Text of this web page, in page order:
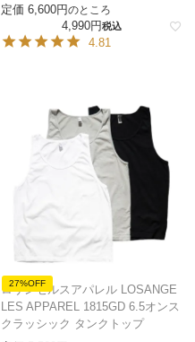
定価 6,600 のところ
4,990 税込
4.81
27%OFF
ロサンゼルスアパレル LOSANGE
LES APPAREL 1815GD 6.5オンス
クラッシック タンクトップ